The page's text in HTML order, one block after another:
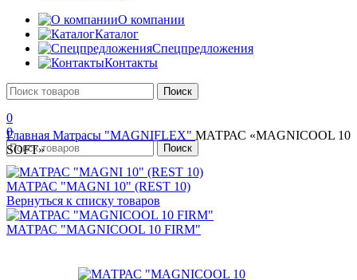
О компании
Каталог
Спецпредложения
Контакты
Поиск
0
0
Поиск
Главная Матрасы "MAGNIFLEX" МАТРАС «MAGNICOOL 10
SOFT»
МАТРАС "MAGNI 10" (REST 10)
Вернуться к списку товаров
МАТРАС "MAGNICOOL 10 FIRM"